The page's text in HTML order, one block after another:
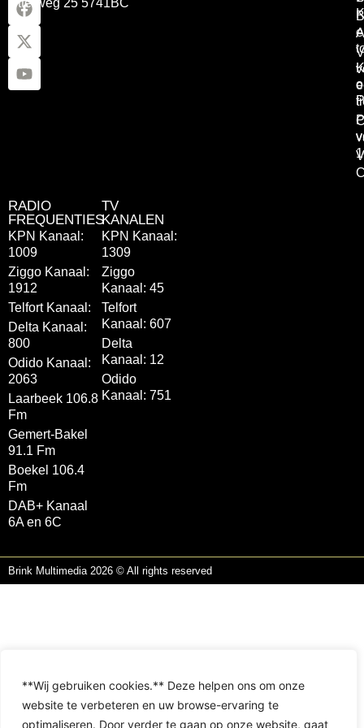
**Wij gebruiken cookies.** Deze helpen ons om onze
website te verbeteren en uw browse-ervaring te
optimaliseren. Door verder te gaan op onze website, gaat
Otterweg 25 5741BC
RADIO
FREQUENTIES
KPN Kanaal:
1009
Ziggo Kanaal:
1912
Telfort Kanaal:
Delta Kanaal:
800
Odido Kanaal:
2063
Laarbeek 106.8
Fm
Gemert-Bakel
91.1 Fm
Boekel 106.4
Fm
DAB+ Kanaal
6A en 6C
TV
KANALEN
KPN Kanaal:
1309
Ziggo
Kanaal: 45
Telfort
Kanaal: 607
Delta
Kanaal: 12
Odido
Kanaal: 751
Brink Multimedia 2026 © All rights reserved